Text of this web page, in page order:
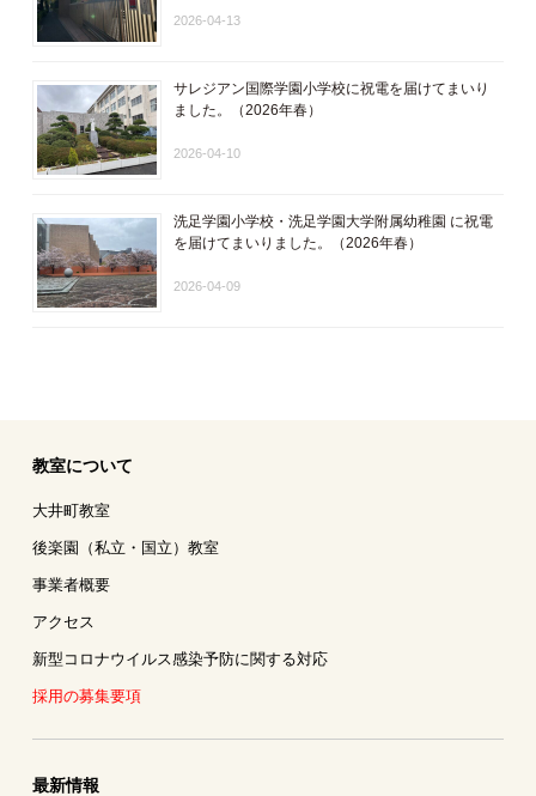
2026-04-13
サレジアン国際学園小学校に祝電を届けてまいり
ました。（2026年春）
2026-04-10
洗足学園小学校・洗足学園大学附属幼稚園 に祝電
を届けてまいりました。（2026年春）
2026-04-09
教室について
大井町教室
後楽園（私立・国立）教室
事業者概要
アクセス
新型コロナウイルス感染予防に関する対応
採用の募集要項
最新情報